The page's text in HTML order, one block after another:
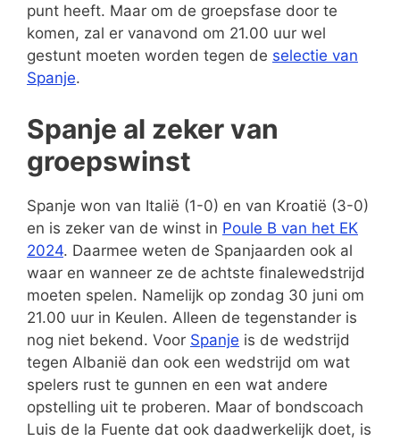
punt heeft. Maar om de groepsfase door te
komen, zal er vanavond om 21.00 uur wel
gestunt moeten worden tegen de selectie van
Spanje.
Spanje al zeker van
groepswinst
Spanje won van Italië (1-0) en van Kroatië (3-0)
en is zeker van de winst in Poule B van het EK
2024. Daarmee weten de Spanjaarden ook al
waar en wanneer ze de achtste finalewedstrijd
moeten spelen. Namelijk op zondag 30 juni om
21.00 uur in Keulen. Alleen de tegenstander is
nog niet bekend. Voor Spanje is de wedstrijd
tegen Albanië dan ook een wedstrijd om wat
spelers rust te gunnen en een wat andere
opstelling uit te proberen. Maar of bondscoach
Luis de la Fuente dat ook daadwerkelijk doet, is